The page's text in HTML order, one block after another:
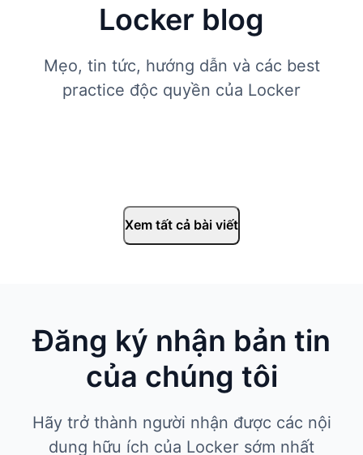
Locker blog
Mẹo, tin tức, hướng dẫn và các best
practice độc quyền của Locker
Xem tất cả bài viết
Đăng ký nhận bản tin
của chúng tôi
Hãy trở thành người nhận được các nội
dung hữu ích của Locker sớm nhất